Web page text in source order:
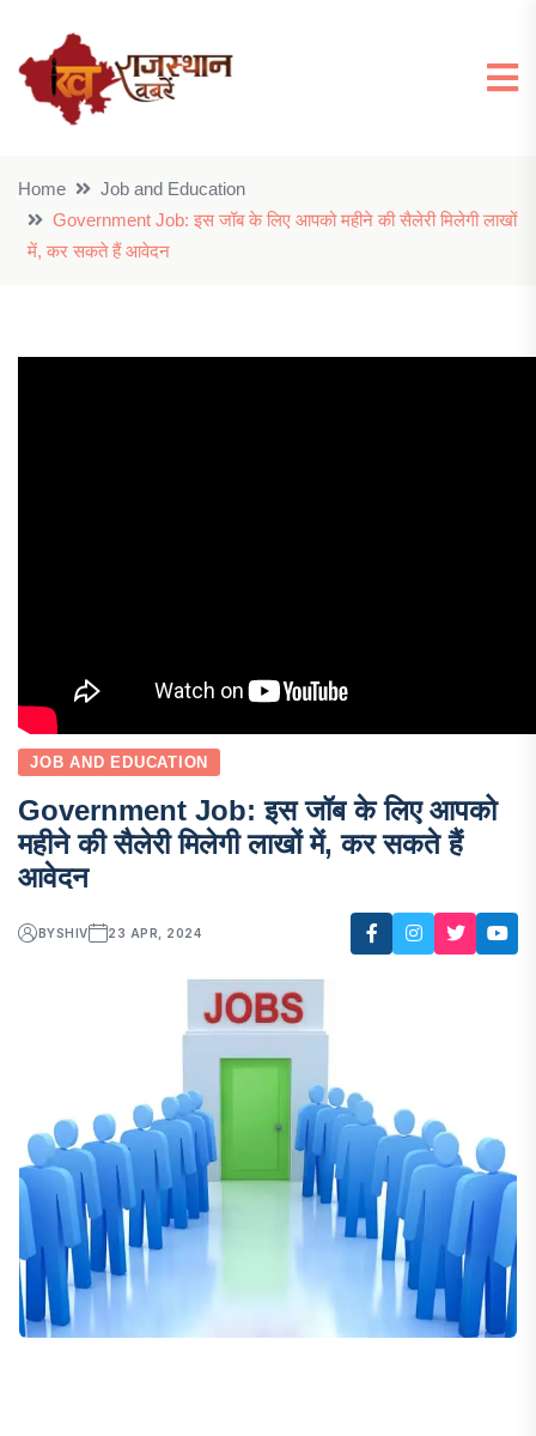
Home
Job and Education
Government Job: इस जॉब के लिए आपको महीने की सैलेरी मिलेगी लाखों
में, कर सकते हैं आवेदन
JOB AND EDUCATION
Government Job: इस जॉब के लिए आपको
महीने की सैलेरी मिलेगी लाखों में, कर सकते हैं
आवेदन
BYSHIV 23 APR, 2024